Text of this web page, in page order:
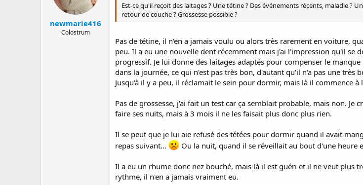
newmarie416
Colostrum
Est-ce qu'il reçoit des laitages ? Une tétine ? Des événements récents, maladie ?
retour de couche ? Grossesse possible ?
Pas de tétine, il n'en a jamais voulu ou alors très rarement en voiture,
peu. Il a eu une nouvelle dent récemment mais j'ai l'impression qu'il se
progressif. Je lui donne des laitages adaptés pour compenser le
dans la journée, ce qui n'est pas très bon, d'autant qu'il n'a pas une
Jusqu'à il y a peu, il réclamait le sein pour dormir, mais là il commence
Pas de grossesse, j'ai fait un test car ça semblait probable, mais non.
faire ses nuits, mais à 3 mois il ne les faisait plus donc plus rien.
Il se peut que je lui aie refusé des tétées pour dormir quand il avait
repas suivant…
Ou la nuit, quand il se réveillait au bout d'une heure
Il a eu un rhume donc nez bouché, mais là il est guéri et il ne veut plus
rythme, il n'en a jamais vraiment eu.